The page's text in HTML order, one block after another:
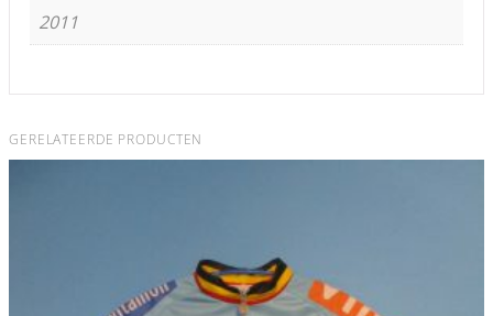
2011
GERELATEERDE PRODUCTEN